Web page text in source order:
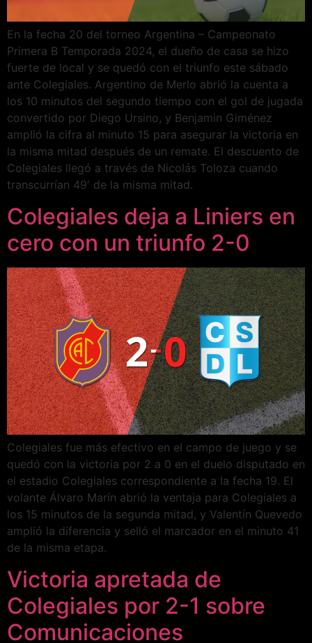
En la fecha 20 del torneo Argentina – Campeonato
Primera B Temporada 2024, el dueño de casa se hizo
fuerte de local y se quedó con el triunfo este sábado
ante Colegiales. Argentino de Merlo abrió la cuenta a
los 10 minutos del segundo tiempo con el gol de jugada
convertido por Diego Ursino, y Benjamin Giménez
amplió la cifra al minuto 15 para asegurar la victoria en
la misma mitad después de un remate. El descuento de
Colegiales llegó a través de Nicolás Toloza cuando
transcurrían 49′ de la misma mitad.
Colegiales deja a Liniers en
cero con un triunfo 2-0
Colegiales fue más efectivo en el campo de juego y se
quedó con la victoria por 2 a 0 en el duelo disputado en
el estadio Colegiales correspondiente a la fecha 19. El
volante Álvaro Marín abrió la ventaja para Colegiales a
los 15 minutos de la segunda mitad, y Valentín Quevedo
amplió la diferencia y selló el marcador en el minuto 41
de la misma etapa.
Victoria apretada de
Colegiales por 2-1 sobre
Comunicaciones